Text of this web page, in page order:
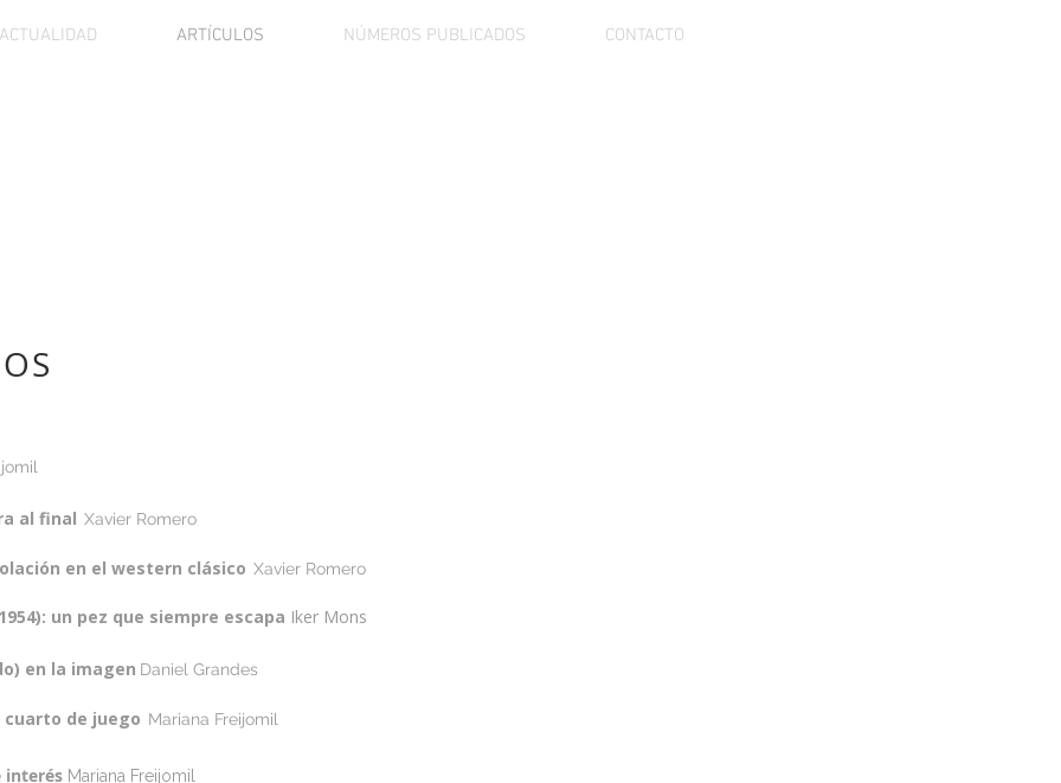
ACTUALIDAD ARTÍCULOS NÚMEROS PUBLICADOS CONTACTO
al final Xavier Romero
en el western clásico Xavier Romero
un pez que siempre escapa Iker Mons
en la imagen Daniel Grandes
cuarto de juego Mariana Freijomil
interés Mariana Freijomil